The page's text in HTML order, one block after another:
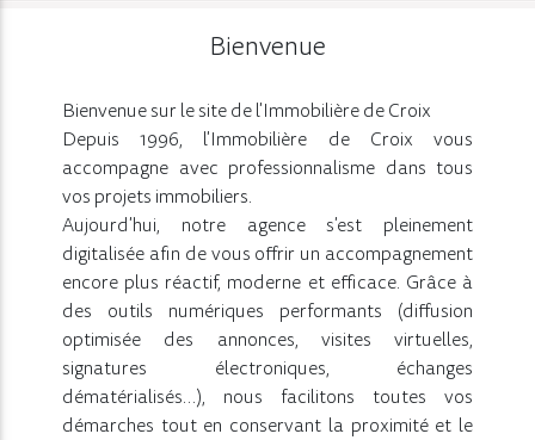
Bienvenue
Bienvenue sur le site de l'Immobilière de Croix
Depuis 1996, l'Immobilière de Croix vous
accompagne avec professionnalisme dans tous
vos projets immobiliers.
Aujourd'hui, notre agence s'est pleinement
digitalisée afin de vous offrir un accompagnement
encore plus réactif, moderne et efficace. Grâce à
des outils numériques performants (diffusion
optimisée des annonces, visites virtuelles,
signatures électroniques, échanges
dématérialisés…), nous facilitons toutes vos
démarches tout en conservant la proximité et le